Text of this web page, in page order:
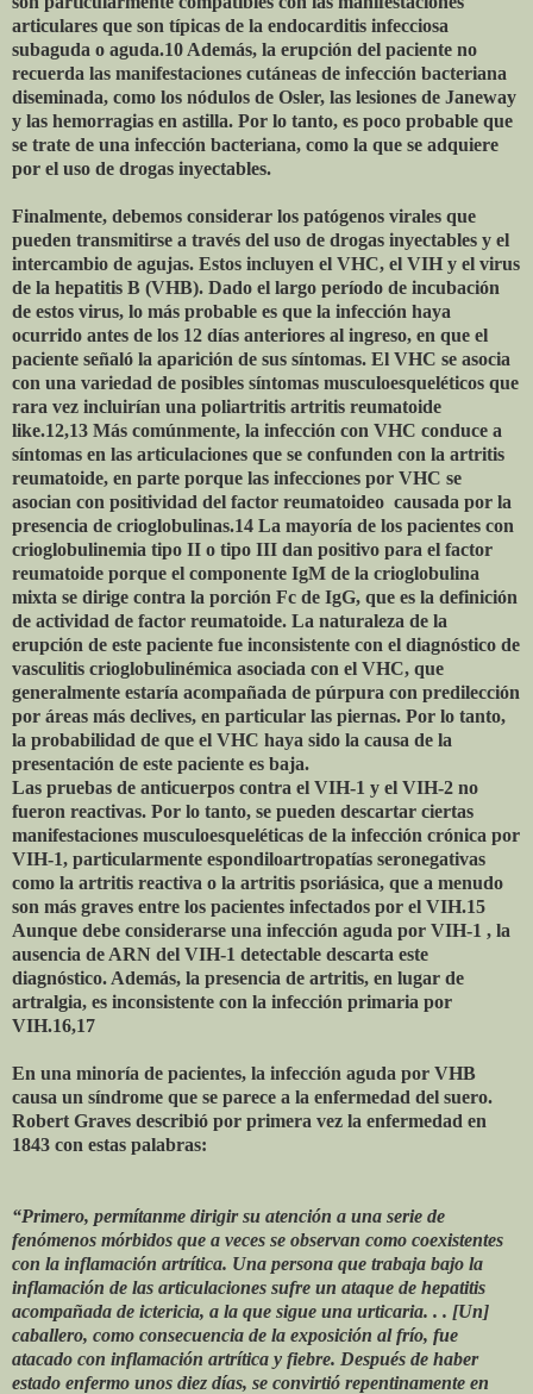
articulares que son típicas de la endocarditis infecciosa
subaguda o aguda.10 Además, la erupción del paciente no
recuerda las manifestaciones cutáneas de infección bacteriana
diseminada, como los nódulos de Osler, las lesiones de Janeway
y las hemorragias en astilla. Por lo tanto, es poco probable que
se trate de una infección bacteriana, como la que se adquiere
por el uso de drogas inyectables.
Finalmente, debemos considerar los patógenos virales que
pueden transmitirse a través del uso de drogas inyectables y el
intercambio de agujas. Estos incluyen el VHC, el VIH y el virus
de la hepatitis B (VHB). Dado el largo período de incubación
de estos virus, lo más probable es que la infección haya
ocurrido antes de los 12 días anteriores al ingreso, en que el
paciente señaló la aparición de sus síntomas. El VHC se asocia
con una variedad de posibles síntomas musculoesqueléticos que
rara vez incluirían una poliartritis artritis reumatoide
like.12,13 Más comúnmente, la infección con VHC conduce a
síntomas en las articulaciones que se confunden con la artritis
reumatoide, en parte porque las infecciones por VHC se
asocian con positividad del factor reumatoideo causada por la
presencia de crioglobulinas.14 La mayoría de los pacientes con
crioglobulinemia tipo II o tipo III dan positivo para el factor
reumatoide porque el componente IgM de la crioglobulina
mixta se dirige contra la porción Fc de IgG, que es la definición
de actividad de factor reumatoide. La naturaleza de la
erupción de este paciente fue inconsistente con el diagnóstico de
vasculitis crioglobulinémica asociada con el VHC, que
generalmente estaría acompañada de púrpura con predilección
por áreas más declives, en particular las piernas. Por lo tanto,
la probabilidad de que el VHC haya sido la causa de la
presentación de este paciente es baja.
Las pruebas de anticuerpos contra el VIH-1 y el VIH-2 no
fueron reactivas. Por lo tanto, se pueden descartar ciertas
manifestaciones musculoesqueléticas de la infección crónica por
VIH-1, particularmente espondiloartropatías seronegativas
como la artritis reactiva o la artritis psoriásica, que a menudo
son más graves entre los pacientes infectados por el VIH.15
Aunque debe considerarse una infección aguda por VIH-1 , la
ausencia de ARN del VIH-1 detectable descarta este
diagnóstico. Además, la presencia de artritis, en lugar de
artralgia, es inconsistente con la infección primaria por
VIH.16,17
En una minoría de pacientes, la infección aguda por VHB
causa un síndrome que se parece a la enfermedad del suero.
Robert Graves describió por primera vez la enfermedad en
1843 con estas palabras:
“Primero, permítanme dirigir su atención a una serie de
fenómenos mórbidos que a veces se observan como coexistentes
con la inflamación artrítica. Una persona que trabaja bajo la
inflamación de las articulaciones sufre un ataque de hepatitis
acompañada de ictericia, a la que sigue una urticaria. . . [Un]
caballero, como consecuencia de la exposición al frío, fue
atacado con inflamación artrítica y fiebre. Después de haber
estado enfermo unos diez días, se convirtió repentinamente en